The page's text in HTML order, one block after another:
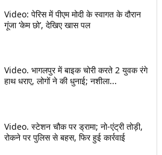
Video: पेरिस में पीएम मोदी के स्वागत के दौरान
गूंजा ‘केम छो’, देखिए खास पल
Video. भागलपुर में बाइक चोरी करते 2 युवक रंगे
हाथ धराए, लोगों ने की धुनाई; नशीला...
Video. स्टेशन चौक पर ड्रामा; नो-एंट्री तोड़ी,
रोकने पर पुलिस से बहस, फिर हुई कार्रवाई